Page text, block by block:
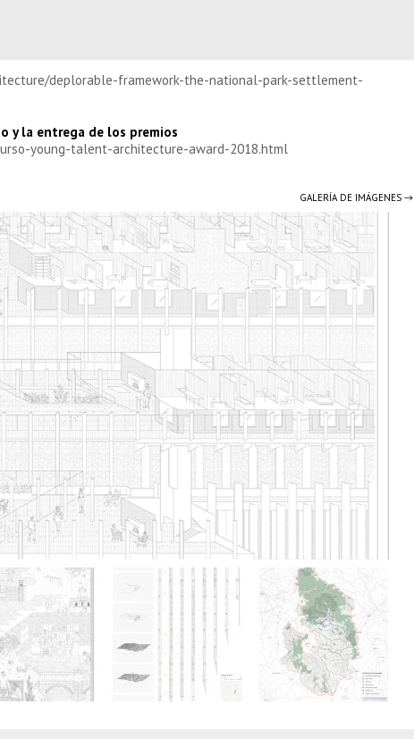
deplorable-framework-the-national-park-settlement-
y la entrega de los premios
young-talent-architecture-award-2018.html
GALERÍA DE IMÁGENES →